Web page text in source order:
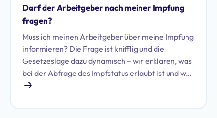
Darf der Arbeitgeber nach meiner Impfung
fragen?
Muss ich meinen Arbeitgeber über meine Impfung
informieren? Die Frage ist knifflig und die
Gesetzeslage dazu dynamisch – wir erklären, was
bei der Abfrage des Impfstatus erlaubt ist und was
nicht.&nbsp;